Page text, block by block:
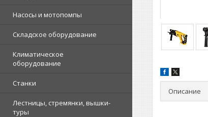
Насосы и мотопомпы
Складское оборудование
Климатическое
оборудование
Станки
Лестницы, стремянки, вышки-
туры
Описание